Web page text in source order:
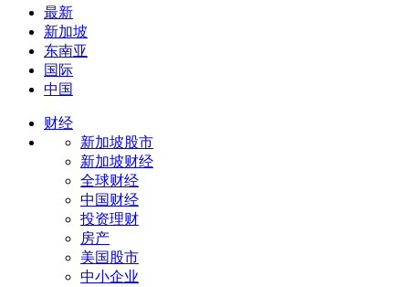
最新
新加坡
东南亚
国际
中国
财经
新加坡股市
新加坡财经
全球财经
中国财经
投资理财
房产
美国股市
中小企业